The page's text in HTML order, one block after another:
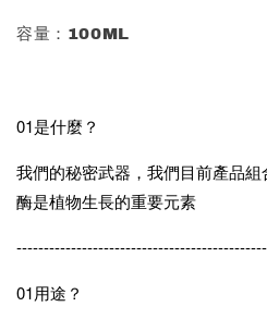
容量：100ML
01是什麼？
我們的秘密武器，我們目前產品
酶是植物生長的重要元素
01用途？